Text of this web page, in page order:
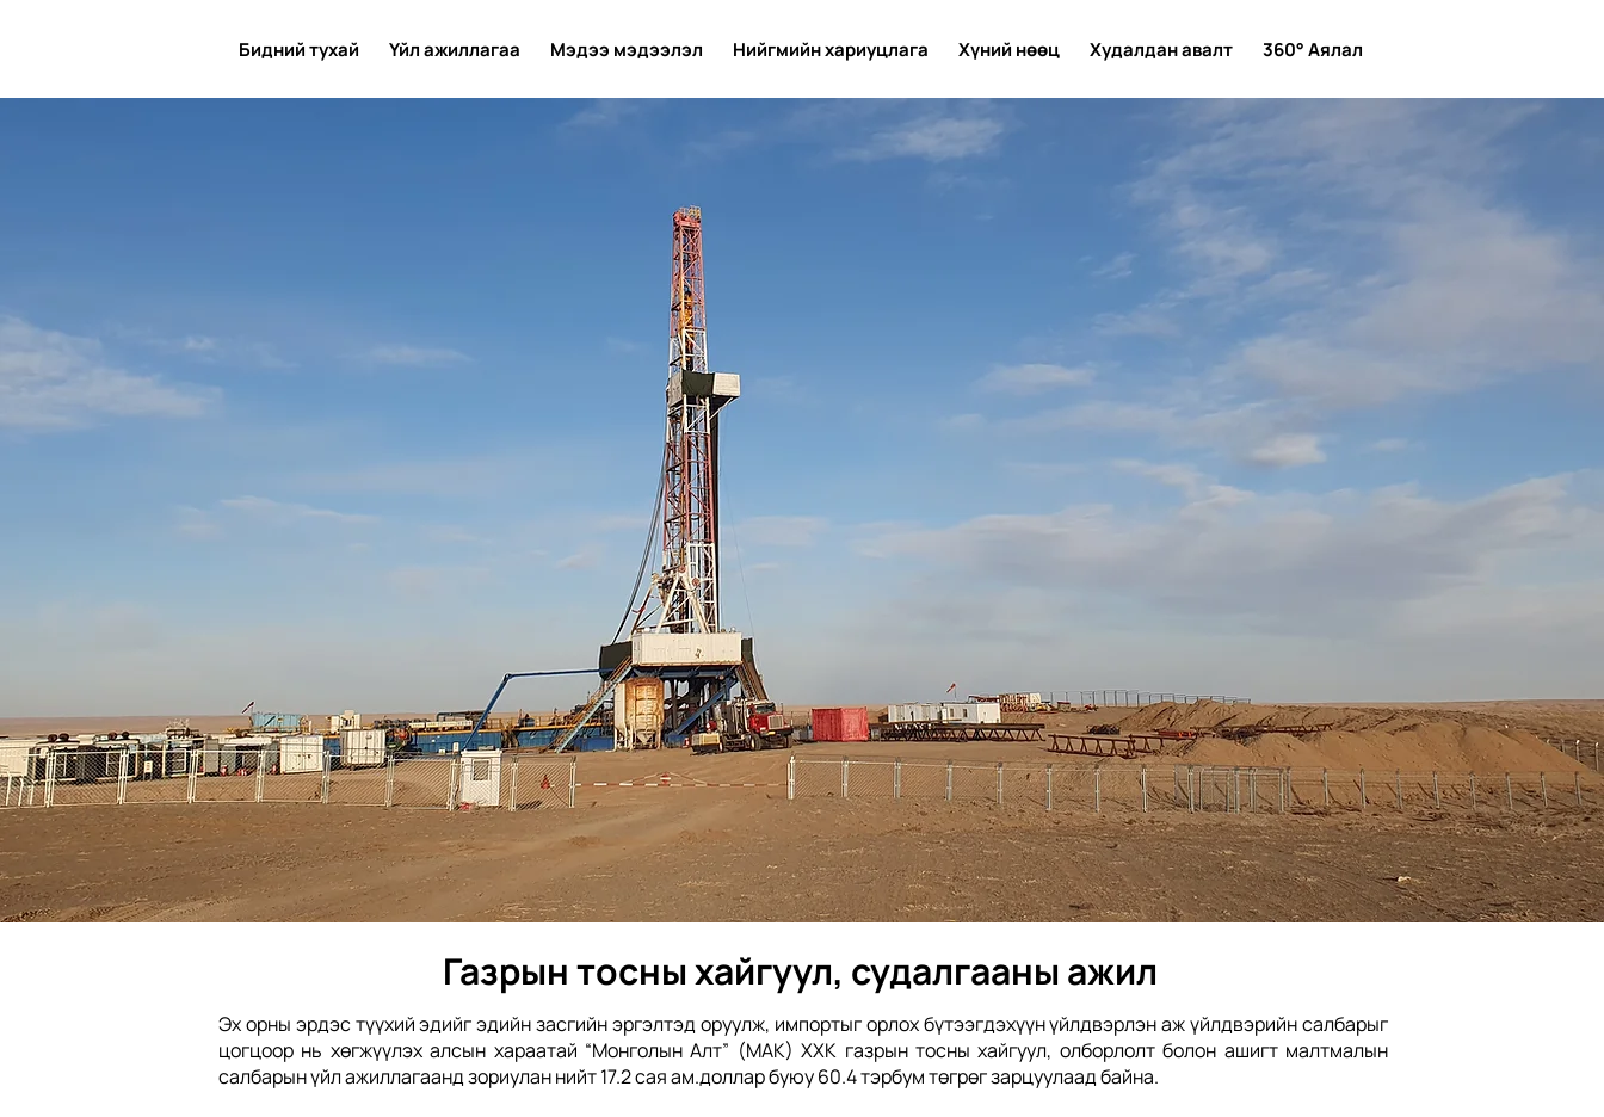
Бидний тухай Үйл ажиллагаа Мэдээ мэдээлэл Нийгмийн хариуцлага Хүний нөөц Худалдан авалт 360° Аялал
Газрын тосны хайгуул, судалгааны ажил
Эх орны эрдэс түүхий эдийг эдийн засгийн эргэлтэд оруулж, импортыг орлох бүтээгдэхүүн үйлдвэрлэн аж үйлдвэрийн салбарыг
цогцоор нь хөгжүүлэх алсын хараатай “Монголын Алт” (МАК) ХХК газрын тосны хайгуул, олборлолт болон ашигт малтмалын
салбарын үйл ажиллагаанд зориулан нийт 17.2 сая ам.доллар буюу 60.4 тэрбум төгрөг зарцуулаад байна.